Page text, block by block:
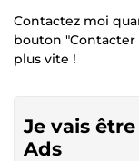
Contactez moi
bouton
plus vite !
Je vais
Ads